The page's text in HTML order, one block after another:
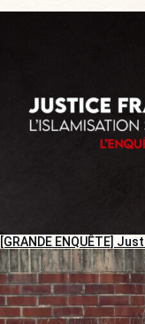
[GRANDE ENQUÊTE]